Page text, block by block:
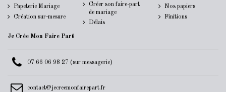
Papeterie Mariage
Création sur-mesure
Créer son faire-part
de mariage
Délais
Nos papiers
Finitions
Je Crée Mon Faire Part
07 66 06 98 27 (sur messagerie)
contact@jecreemonfairepart.fr